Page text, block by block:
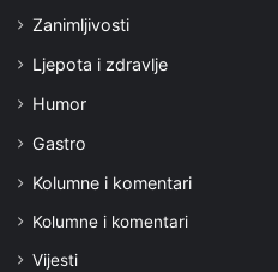
Zanimljivosti
Ljepota i zdravlje
Humor
Gastro
Kolumne i komentari
Kolumne i komentari
Vijesti